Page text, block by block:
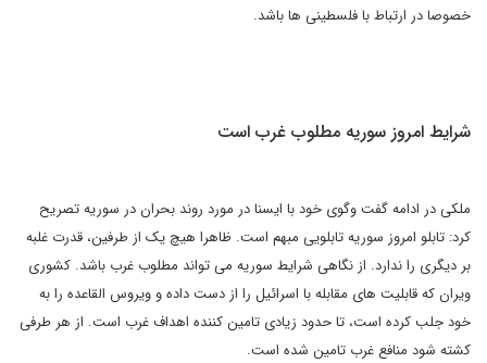
خصوصا در ارتباط با فلسطینی ها باشد.
شرایط امروز سوریه مطلوب غرب است
ملکی در ادامه گفت وگوی خود با ایسنا در مورد روند بحران در سوریه تصریح
کرد: تابلو امروز سوریه تابلویی مبهم است. ظاهرا هیچ یک از طرفین، قدرت غلبه
بر دیگری را ندارد. از نگاهی شرایط سوریه می تواند مطلوب غرب باشد. کشوری
ویران که قابلیت های مقابله با اسرائیل را از دست داده و ویروس القاعده را به
خود جلب کرده است، تا حدود زیادی تامین کننده اهداف غرب است. از هر طرفی
کشته شود منافع غرب تامین شده است.